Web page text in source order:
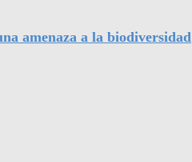
amenaza a la biodiversidad